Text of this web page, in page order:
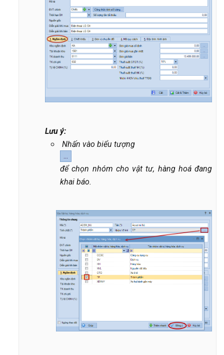
Lưu ý:
Nhấn vào biểu tượng
để chọn nhóm cho vật tư, hàng hoá đang
khai báo.